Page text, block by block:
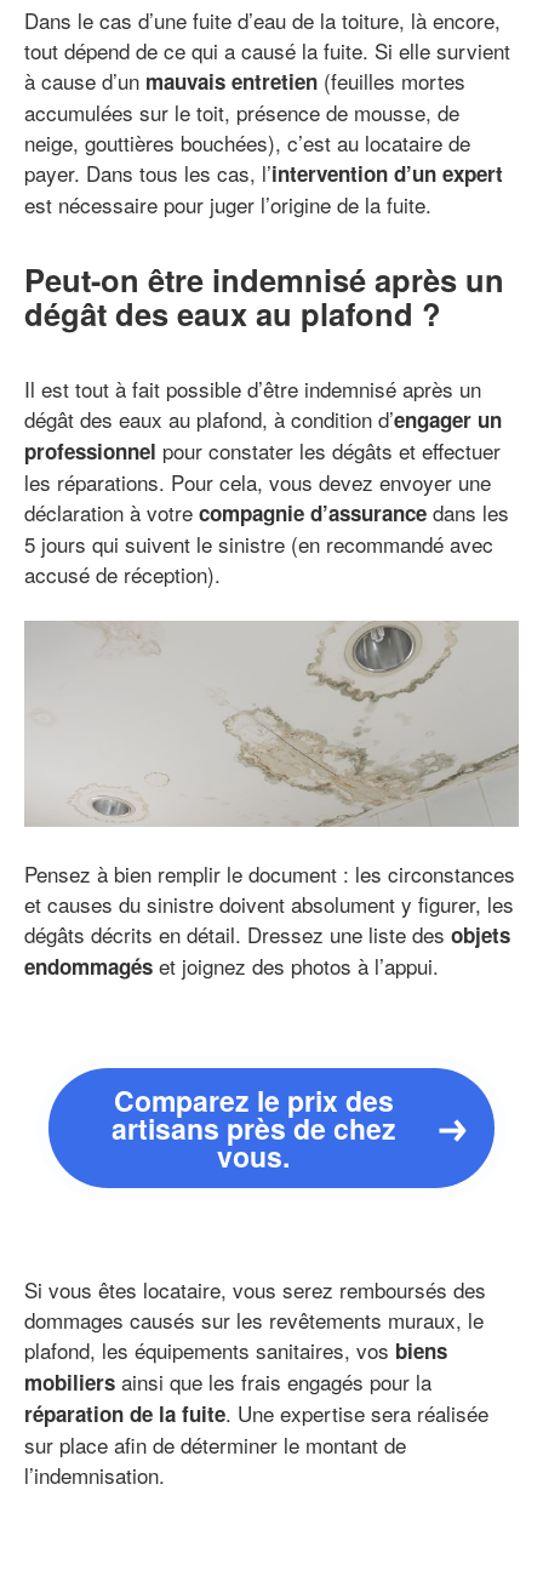
Dans le cas d’une fuite d’eau de la toiture, là encore,
tout dépend de ce qui a causé la fuite. Si elle survient
à cause d’un mauvais entretien (feuilles mortes
accumulées sur le toit, présence de mousse, de
neige, gouttières bouchées), c’est au locataire de
payer. Dans tous les cas, l’intervention d’un expert
est nécessaire pour juger l’origine de la fuite.
Peut-on être indemnisé après un
dégât des eaux au plafond ?
Il est tout à fait possible d’être indemnisé après un
dégât des eaux au plafond, à condition d’engager un
professionnel pour constater les dégâts et effectuer
les réparations. Pour cela, vous devez envoyer une
déclaration à votre compagnie d’assurance dans les
5 jours qui suivent le sinistre (en recommandé avec
accusé de réception).
Pensez à bien remplir le document : les circonstances
et causes du sinistre doivent absolument y figurer, les
dégâts décrits en détail. Dressez une liste des objets
endommagés et joignez des photos à l’appui.
Comparez le prix des
artisans près de chez
vous.
Si vous êtes locataire, vous serez remboursés des
dommages causés sur les revêtements muraux, le
plafond, les équipements sanitaires, vos biens
mobiliers ainsi que les frais engagés pour la
réparation de la fuite. Une expertise sera réalisée
sur place afin de déterminer le montant de
l’indemnisation.